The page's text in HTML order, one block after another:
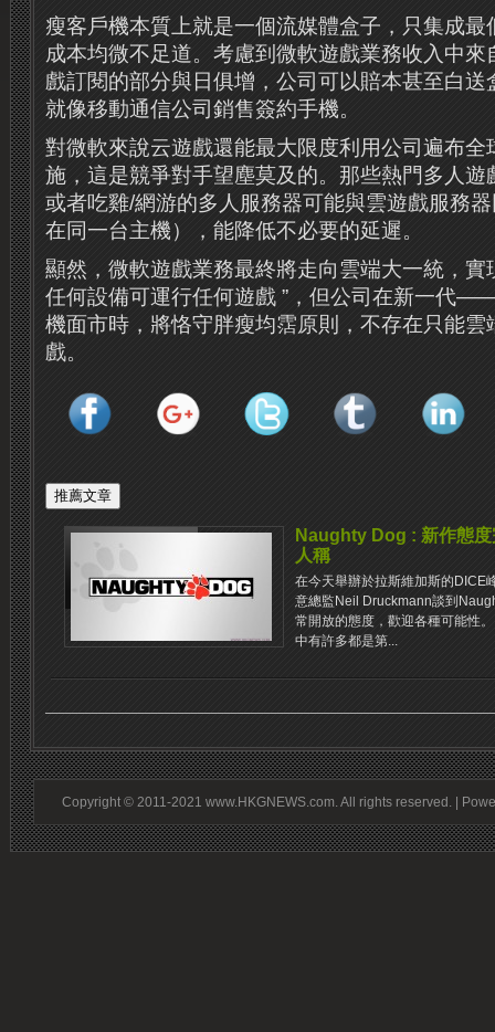
瘦客戶機本質上就是一個流媒體盒子，只集成
成本均微不足道。考慮到微軟遊戲業務收入中
戲訂閱的部分與日俱增，公司可以賠本甚至白
就像移動通信公司銷售簽約手機。
對微軟來說云遊戲還能最大限度利用公司遍布
施，這是競爭對手望塵莫及的。那些熱門多人
或者吃雞/網游的多人服務器可能與雲遊戲服務
在同一台主機），能降低不必要的延遲。
顯然，微軟遊戲業務最終將走向雲端大一統，實
任何設備可運行任何遊戲 ”，但公司在新一代
機面市時，將恪守胖瘦均霑原則，不存在只能雲
戲。
Naughty Dog : 新作態
人稱
在今天舉辦於拉斯維加斯的DICE
意總監Neil Druckmann談到
常開放的態度，歡迎各種可能性
中有許多都是第...
Copyright © 2011-2021 www.HKGNEWS.com. All rights reserved. |